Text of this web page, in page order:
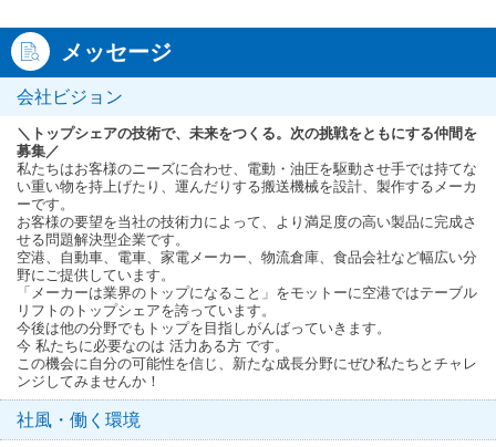
メッセージ
会社ビジョン
＼トップシェアの技術で、未来をつくる。次の挑戦をともにする仲間を
募集／
私たちはお客様のニーズに合わせ、電動・油圧を駆動させ手では持てな
い重い物を持上げたり、運んだりする搬送機械を設計、製作するメーカ
ーです。
お客様の要望を当社の技術力によって、より満足度の高い製品に完成さ
せる問題解決型企業です。
空港、自動車、電車、家電メーカー、物流倉庫、食品会社など幅広い分
野にご提供しています。
「メーカーは業界のトップになること」をモットーに空港ではテーブル
リフトのトップシェアを誇っています。
今後は他の分野でもトップを目指しがんばっていきます。
今 私たちに必要なのは 活力ある方 です。
この機会に自分の可能性を信じ、新たな成長分野にぜひ私たちとチャレ
ンジしてみませんか！
社風・働く環境